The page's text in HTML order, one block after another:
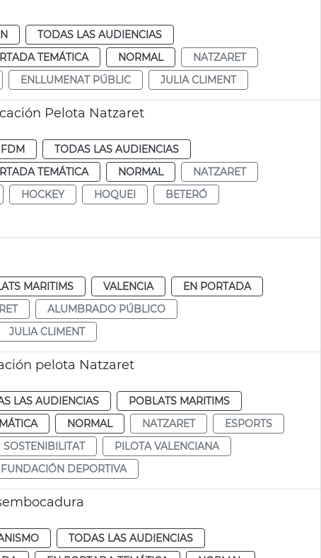
TODAS LAS AUDIENCIAS
TEMÁTICA NORMAL
NATZARET
ENLLUMENAT PÚBLIC JULIA CLIMENT
Pelota Natzaret
TODAS LAS AUDIENCIAS
TEMÁTICA NORMAL
NATZARET
HOCKEY HOQUEI
BETERÓ
MARITIMS VALENCIA
EN PORTADA
ALUMBRADO PÚBLICO
JULIA CLIMENT
pelota Natzaret
LAS AUDIENCIAS
POBLATS MARITIMS
NORMAL NATZARET
ESPORTS
SOSTENIBILITAT
PILOTA VALENCIANA
FUNDACIÓN DEPORTIVA
TODAS LAS AUDIENCIAS